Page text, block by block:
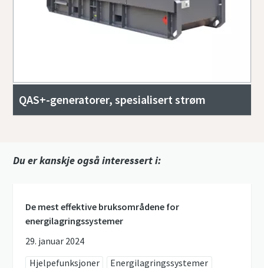
QAS+-generatorer, spesialisert strøm
Du er kanskje også interessert i:
De mest effektive bruksområdene for
energilagringssystemer
29. januar 2024
Hjelpefunksjoner
Energilagringssystemer